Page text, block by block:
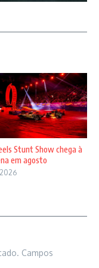
Stunt Show chega à
em agosto
Campos